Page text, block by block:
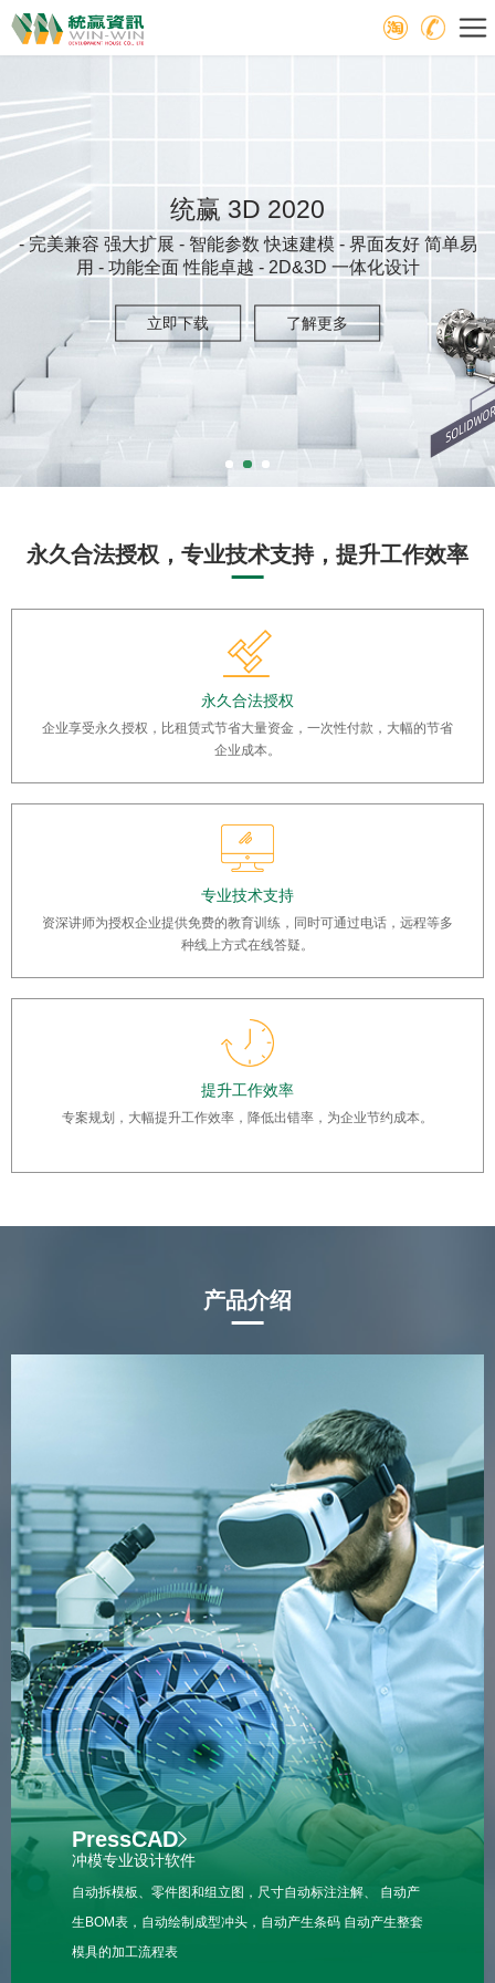
统赢 3D 2020
- 完美兼容 强大扩展 - 智能参数 快速建模 - 界面友好 简单易
用 - 功能全面 性能卓越 - 2D&3D 一体化设计
立即下载 了解更多
永久合法授权，专业技术支持，提升工作效率
永久合法授权
企业享受永久授权，比租赁式节省大量资金，一次性付款，大幅的节省
企业成本。
专业技术支持
资深讲师为授权企业提供免费的教育训练，同时可通过电话，远程等多
种线上方式在线答疑。
提升工作效率
专案规划，大幅提升工作效率，降低出错率，为企业节约成本。
产品介绍
PressCAD
冲模专业设计软件
自动拆模板、零件图和组立图，尺寸自动标注注解、 自动产
生BOM表，自动绘制成型冲头，自动产生条码 自动产生整套
模具的加工流程表